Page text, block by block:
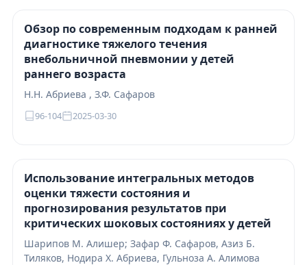
Обзор по современным подходам к ранней
диагностике тяжелого течения
внебольничной пневмонии у детей
раннего возраста
Н.H. Абриева , З.Ф. Сафаров
96-104 2025-03-30
Использование интегральных методов
оценки тяжести состояния и
прогнозирования результатов при
критических шоковых состояниях у детей
Шарипов М. Алишер; Зафар Ф. Сафаров, Азиз Б.
Тиляков, Нодира Х. Абриева, Гульноза А. Алимова